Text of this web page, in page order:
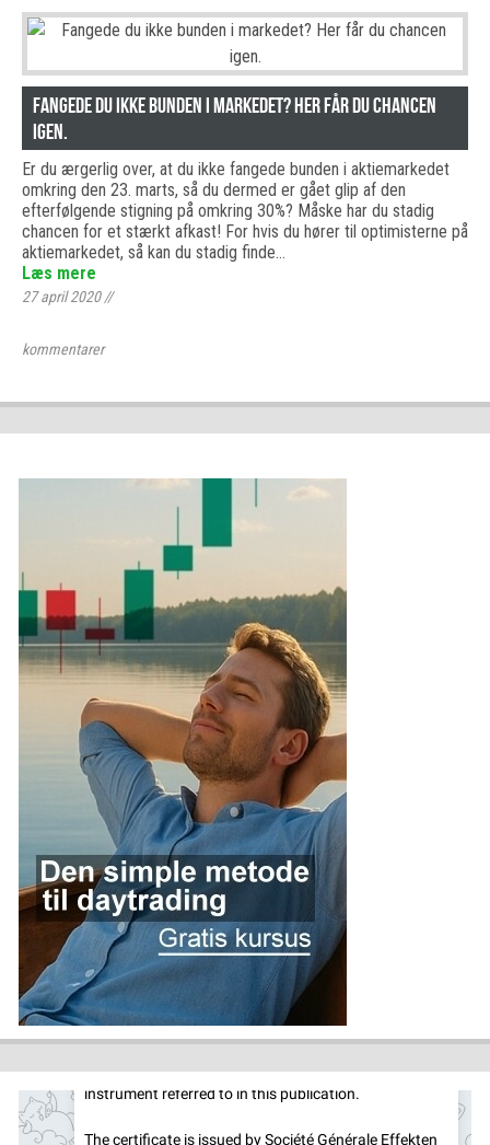
Fangede du ikke bunden i markedet? Her får du chancen
igen.
Er du ærgerlig over, at du ikke fangede bunden i aktiemarkedet
omkring den 23. marts, så du dermed er gået glip af den
efterfølgende stigning på omkring 30%? Måske har du stadig
chancen for et stærkt afkast! For hvis du hører til optimisterne på
aktiemarkedet, så kan du stadig finde…
Læs mere
27 april 2020//
kommentarer